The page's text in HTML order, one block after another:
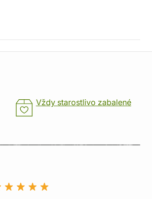
Vždy starostlivo zabalené